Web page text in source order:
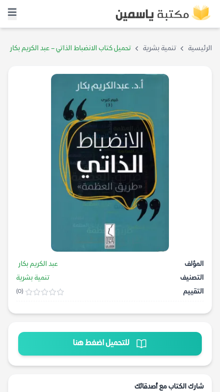
الرئيسية تنمية بشرية تحميل كتاب الانضباط الذاتي – عبد الكريم بكار
المؤلف
عبد الكريم بكار
التصنيف
تنمية بشرية
التقييم
(0)
للتحميل اضغط هنا
شارك الكتاب مع أصدقائك